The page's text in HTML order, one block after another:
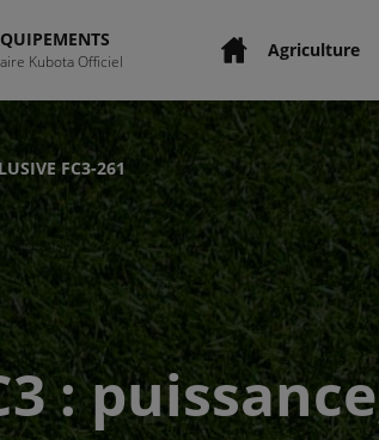
Kubota Officiel Agriculture
FC3-261
: